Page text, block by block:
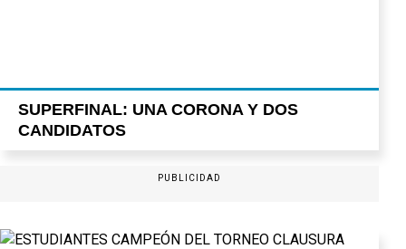
SUPERFINAL: UNA CORONA Y DOS
CANDIDATOS
PUBLICIDAD